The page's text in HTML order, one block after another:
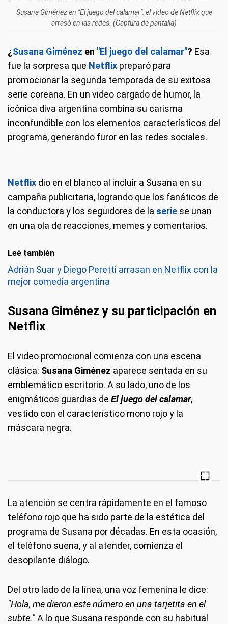
Susana Giménez en "El juego del calamar": el video de Netflix que
arrasó en las redes. (Captura de pantalla)
¿Susana Giménez en "El juego del calamar"? Esa
fue la sorpresa que Netflix preparó para
promocionar la segunda temporada de su exitosa
serie coreana. En un video cargado de humor, la
icónica diva argentina combina su carisma
inconfundible con los elementos característicos del
programa, generando furor en las redes sociales.
Netflix dio en el blanco al incluir a Susana en su
campaña publicitaria, logrando que los fanáticos de
la conductora y los seguidores de la serie se unan
en una ola de reacciones, memes y comentarios.
Leé también
Adrián Suar y Diego Peretti arrasan en Netflix con la
mejor comedia argentina
Susana Giménez y su participación en
Netflix
El video promocional comienza con una escena
clásica: Susana Giménez aparece sentada en su
emblemático escritorio. A su lado, uno de los
enigmáticos guardias de El juego del calamar,
vestido con el característico mono rojo y la
máscara negra.
La atención se centra rápidamente en el famoso
teléfono rojo que ha sido parte de la estética del
programa de Susana por décadas. En esta ocasión,
el teléfono suena, y al atender, comienza el
desopilante diálogo.
Del otro lado de la línea, una voz femenina le dice:
"Hola, me dieron este número en una tarjetita en el
subte."A lo que Susana responde con su habitual